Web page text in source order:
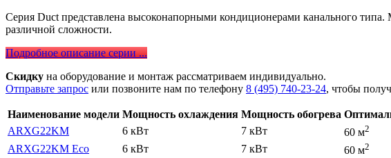
Серия Duct представлена высоконапорными кондиционерами канального
различной сложности.
Подробное описание серии ...
Скидку на оборудование и монтаж рассматриваем индивидуально.
Отправьте запрос или позвоните нам по телефону 8 (495) 740-23-24, чтобы
Наименование модели Мощность охлаждения Мощность обогрева
ARXG22KM
6 кВт 7 кВт 60 м2
ARXG22KM Eco
6 кВт 7 кВт 60 м2